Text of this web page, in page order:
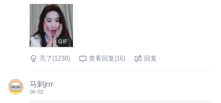
GIF
亮了(1238) 查看回复(16) 回复
马刺jrrr
06-02